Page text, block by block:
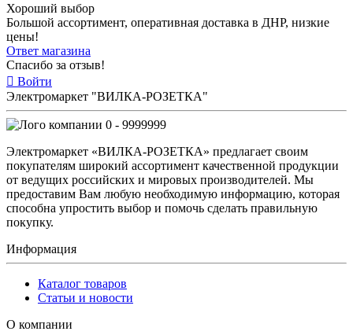
Хороший выбор
Большой ассортимент, оперативная доставка в ДНР, низкие
цены!
Ответ магазина
Спасибо за отзыв!
Войти
Электромаркет "ВИЛКА-РОЗЕТКА"
0 - 9999999
Электромаркет «ВИЛКА-РОЗЕТКА» предлагает своим
покупателям широкий ассортимент качественной продукции
от ведущих российских и мировых производителей. Мы
предоставим Вам любую необходимую информацию, которая
способна упростить выбор и помочь сделать правильную
покупку.
Информация
Каталог товаров
Статьи и новости
О компании